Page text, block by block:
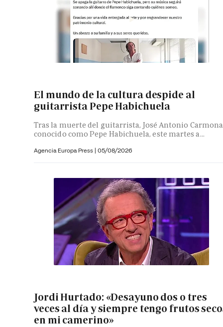
El mundo de la cultura despide al
guitarrista Pepe Habichuela
Tras la muerte del guitarrista, José Antonio
conocido como Pepe Habichuela, este martes a...
Agencia Europa Press | 05/08/2026
Jordi Hurtado: «Desayuno dos o tres
veces al día y siempre tengo frutos
en mi camerino»